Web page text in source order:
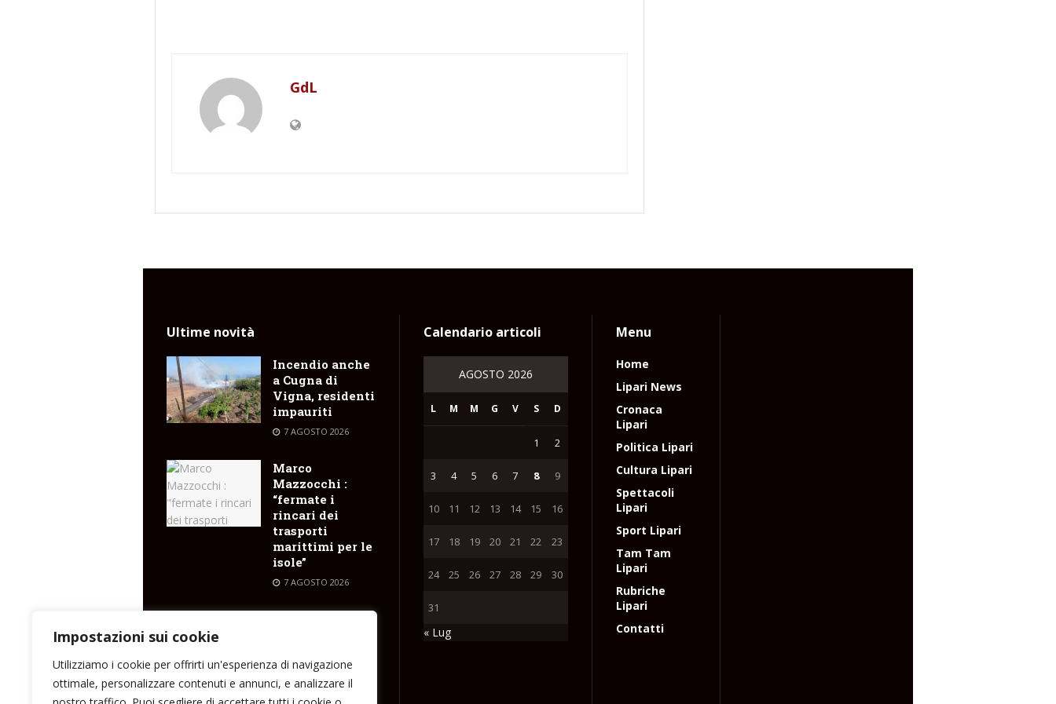
Impostazioni sui cookie
Utilizziamo i cookie per offrirti un'esperienza di navigazione
ottimale, personalizzare contenuti e annunci, e analizzare il
GdL
Ultime novità
Incendio anche
a Cugna di
Vigna, residenti
impauriti
7 AGOSTO 2026
Marco
Mazzocchi :
“fermate i
rincari dei
trasporti
marittimi per le
isole”
7 AGOSTO 2026
7 AGOSTO 2026
Calendario articoli
AGOSTO 2026
L M M G V S D
1 2
3 4 5 6 7 8 9
10 11 12 13 14 15 16
17 18 19 20 21 22 23
24 25 26 27 28 29 30
31
« Lug
Menu
Home
Lipari News
Cronaca
Lipari
Politica Lipari
Cultura Lipari
Spettacoli
Lipari
Sport Lipari
Tam Tam
Lipari
Rubriche
Lipari
Contatti